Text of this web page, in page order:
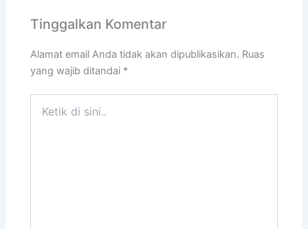
Tinggalkan Komentar
Alamat email Anda tidak akan dipublikasikan. Ruas
yang wajib ditandai *